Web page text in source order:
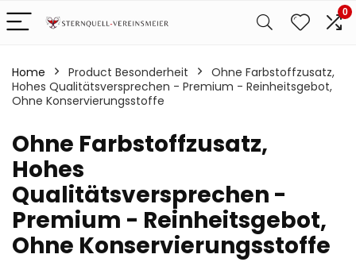
0
Home Product Besonderheit
‎Ohne Farbstoffzusatz,
Hohes Qualitätsversprechen - Premium - Reinheitsgebot,
Ohne Konservierungsstoffe
‎Ohne Farbstoffzusatz,
Hohes
Qualitätsversprechen -
Premium - Reinheitsgebot,
Ohne Konservierungsstoffe